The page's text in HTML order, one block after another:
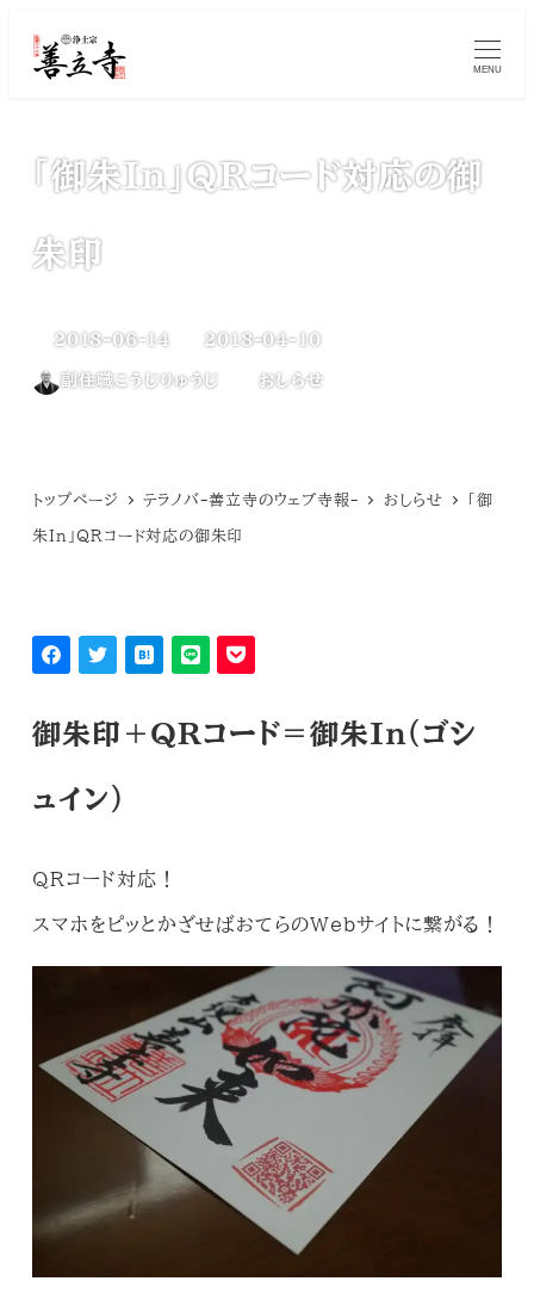
MENU
「御朱In」QRコード対応の御
朱印
2018-06-14
2018-04-10
著
副住職こうじりゅうじ カテゴリー
おしらせ
トップページ テラノバ-善立寺のウェブ寺報- おしらせ 「御
朱In」QRコード対応の御朱印
御朱印＋QRコード＝御朱In（ゴシ
ュイン）
QRコード対応！
スマホをピッとかざせばおてらのWebサイトに繋がる！